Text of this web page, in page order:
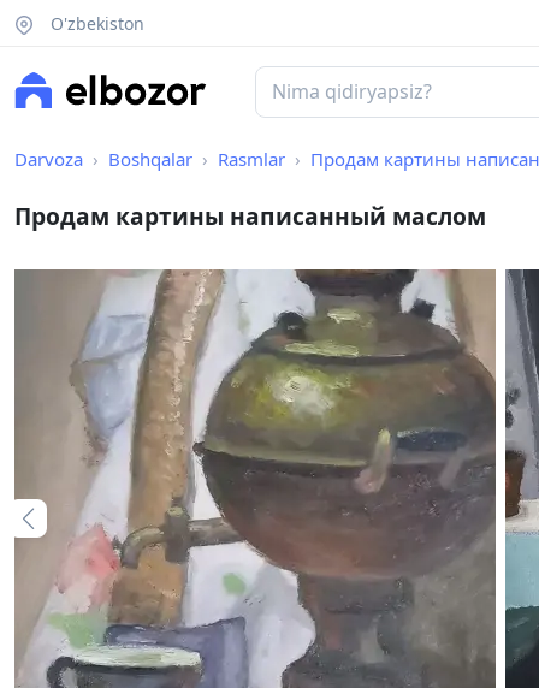
O'zbekiston
Darvoza Boshqalar Rasmlar Продам картины
Продам картины написанный маслом